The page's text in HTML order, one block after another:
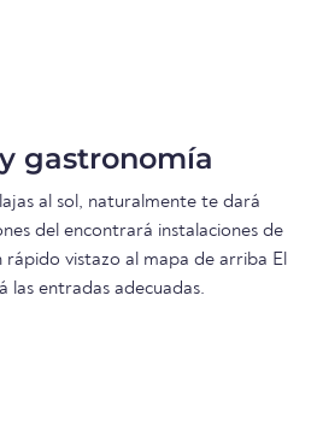
gastronomía
al sol, naturalmente te dará
del encontrará instalaciones de
rápido vistazo al mapa de arriba El
entradas adecuadas.